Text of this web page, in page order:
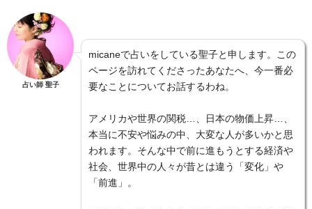
占い師 聖子
micaneで占いをしている聖子と申します。この
ページを訪れてくださったあなたへ、今一番必
要なことについてお話するわね。
アメリカや世界の関税…、日本の物価上昇…、
本当に不安や悩みの中、大変な人が多いかと思
われます。そんな中で前に進もうとする経済や
社会、世界中の人々が昔とは違う「変化」や
「前進」。